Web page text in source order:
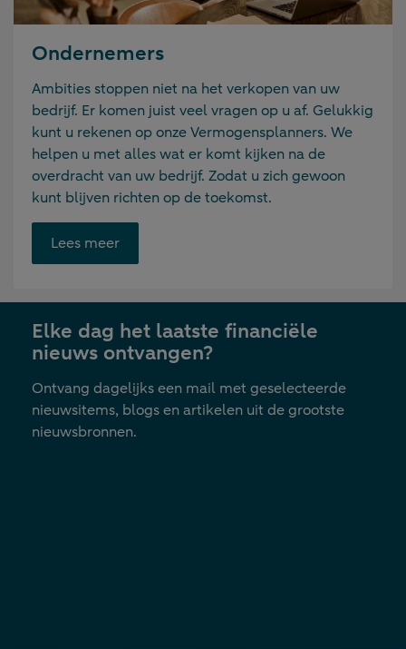
Ondernemers
Ambities stoppen niet na het verkopen van uw
bedrijf. Er komen juist veel vragen op u af. Gelukkig
kunt u rekenen op onze Vermogensplanners. We
helpen u met alles wat er komt kijken na de
overdracht van uw bedrijf. Zodat u zich gewoon
kunt blijven richten op de toekomst.
Lees meerOpent
link
nieuwe
tab
Elke dag het laatste financiële
nieuws ontvangen?
Ontvang dagelijks een mail met geselecteerde
nieuwsitems, blogs en artikelen uit de grootste
nieuwsbronnen.